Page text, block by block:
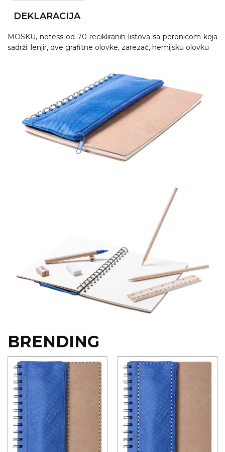
DOGAĐAJE
ID PLOČICA
TERMOSI
TEHNOLOGIJA
KANCELARIJA
KUĆNI SETOVI
DEKLARACIJA
MOSKU, notess od 70 recikliranih listova sa peronicom koja
sadrži: lenjir, dve grafitne olovke, zarezač, hemijsku olovku
BRENDING